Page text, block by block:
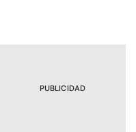
PUBLICIDAD